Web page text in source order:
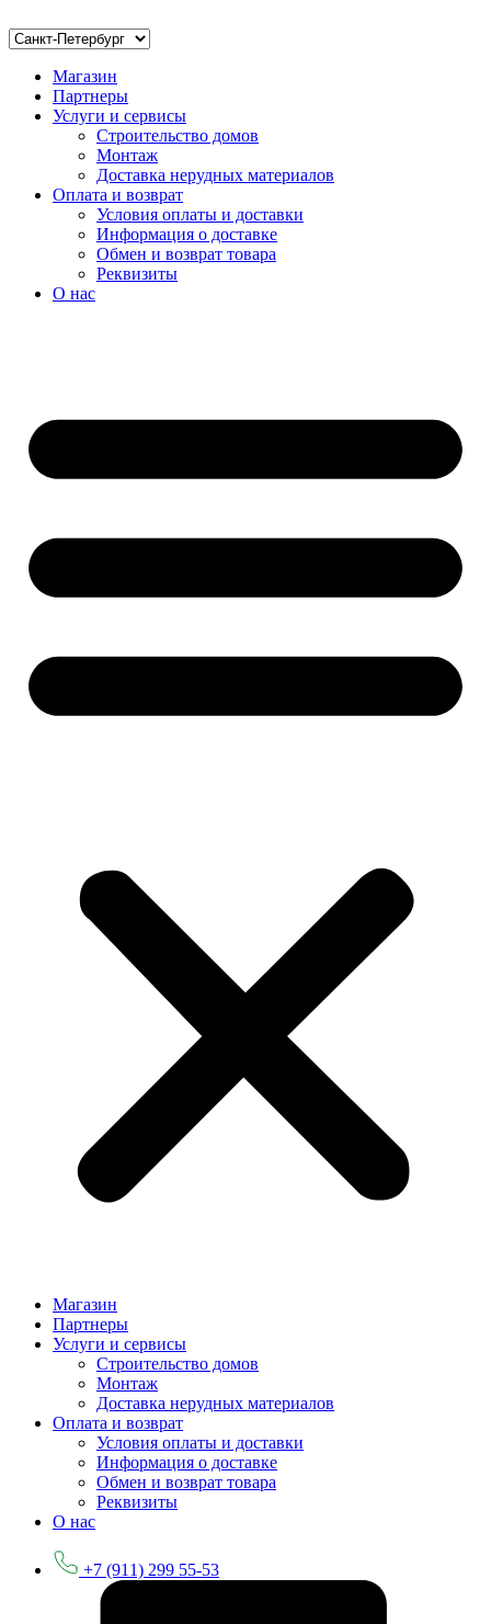
Магазин
Партнеры
Услуги и сервисы
Строительство домов
Монтаж
Доставка нерудных материалов
Оплата и возврат
Условия оплаты и доставки
Информация о доставке
Обмен и возврат товара
Реквизиты
О нас
Магазин
Партнеры
Услуги и сервисы
Строительство домов
Монтаж
Доставка нерудных материалов
Оплата и возврат
Условия оплаты и доставки
Информация о доставке
Обмен и возврат товара
Реквизиты
О нас
+7 (911) 299 55-53